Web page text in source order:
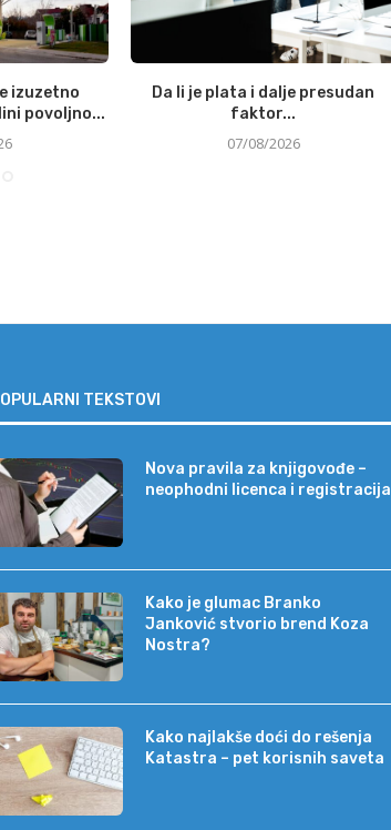
izuzetno
povoljno...
Da li je plata i dalje presudan
faktor...
07/08/2026
TEKSTOVI
Nova pravila za knjigovođe –
neophodni licenca i registracija
Kako je glumac Branko
Janković stvorio brend Koza
Nostra?
Kako najlakše doći do rešenja
Katastra – pet korisnih saveta